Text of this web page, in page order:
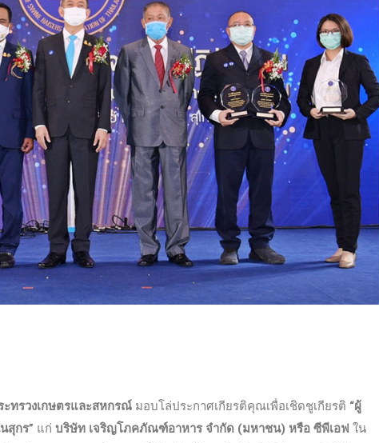
ทรวงเกษตรและสหกรณ์ มอบโล่ประกาศเกียรติคุณเพื่อเชิดชูเกียรติ “ผู้
สุกร” แก่ บริษัท เจริญโภคภัณฑ์อาหาร จำกัด (มหาชน) หรือ ซีพีเอฟ ใน